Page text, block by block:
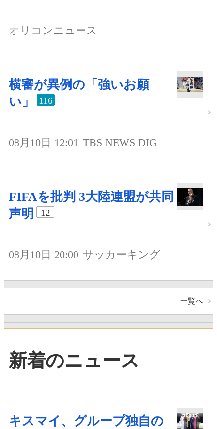
オリコンニュース
横審が異例の「強いお願
い」
116
08月10日 12:01 TBS NEWS DIG
FIFAを批判 3大陸連盟が共同
声明
12
08月10日 20:00 サッカーキング
一覧へ
新着のニュース
キスマイ、グループ独自の